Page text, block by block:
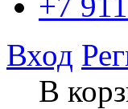
Вход
В